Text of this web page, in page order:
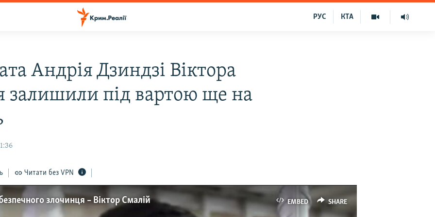
КТА
РУС
Андрія Дзиндзі Віктора
залишили під вартою ще на
Читати без VPN
EMBED SHARE
злочинця – Віктор Смалій